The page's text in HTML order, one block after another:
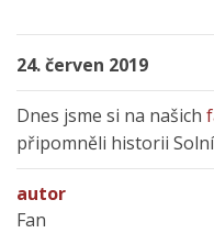
24. červen 2019
Dnes jsme si na našich
připomněli historii
autor
Fan